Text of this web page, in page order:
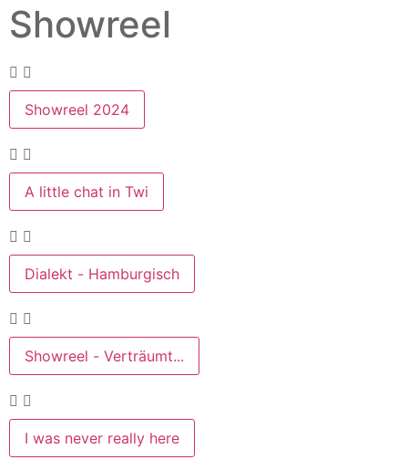
Showreel
Showreel 2024
A little chat in Twi
Dialekt - Hamburgisch
Showreel - Verträumt...
I was never really here